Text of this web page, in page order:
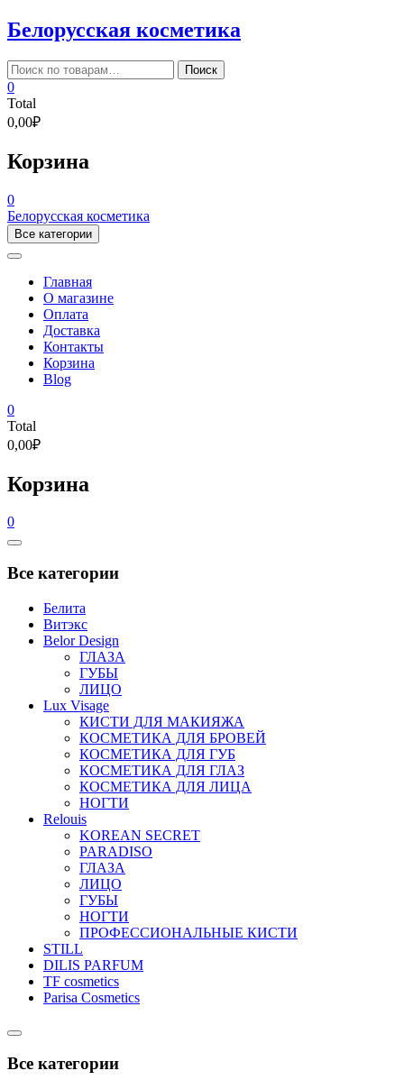
Skip
to
content
Белорусская косметика
Искать: Поиск
0
Total
0,00₽
Корзина
0
Белорусская косметика
Все категории
Главная
О магазине
Оплата
Доставка
Контакты
Корзина
Blog
0
Total
0,00₽
Корзина
0
Catalog
Все категории
Белита
Витэкс
Belor Design
ГЛАЗА
ГУБЫ
ЛИЦО
Lux Visage
КИСТИ ДЛЯ МАКИЯЖА
КОСМЕТИКА ДЛЯ БРОВЕЙ
КОСМЕТИКА ДЛЯ ГУБ
КОСМЕТИКА ДЛЯ ГЛАЗ
КОСМЕТИКА ДЛЯ ЛИЦА
НОГТИ
Relouis
KOREAN SECRET
PARADISO
ГЛАЗА
ЛИЦО
ГУБЫ
НОГТИ
ПРОФЕССИОНАЛЬНЫЕ КИСТИ
STILL
DILIS PARFUM
TF cosmetics
Parisa Cosmetics
Catalog
Все категории